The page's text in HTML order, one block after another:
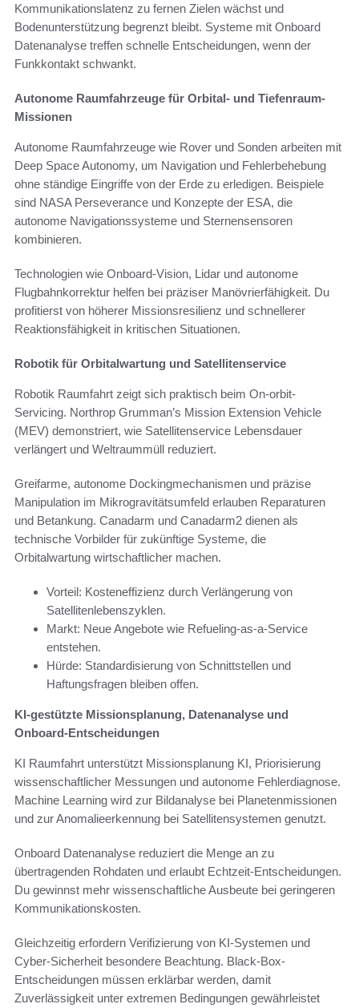
Kommunikationslatenz zu fernen Zielen wächst und
Bodenunterstützung begrenzt bleibt. Systeme mit Onboard
Datenanalyse treffen schnelle Entscheidungen, wenn der
Funkkontakt schwankt.
Autonome Raumfahrzeuge für Orbital- und Tiefenraum-
Missionen
Autonome Raumfahrzeuge wie Rover und Sonden arbeiten mit
Deep Space Autonomy, um Navigation und Fehlerbehebung
ohne ständige Eingriffe von der Erde zu erledigen. Beispiele
sind NASA Perseverance und Konzepte der ESA, die
autonome Navigationssysteme und Sternensensoren
kombinieren.
Technologien wie Onboard-Vision, Lidar und autonome
Flugbahnkorrektur helfen bei präziser Manövrierfähigkeit. Du
profitierst von höherer Missionsresilienz und schnellerer
Reaktionsfähigkeit in kritischen Situationen.
Robotik für Orbitalwartung und Satellitenservice
Robotik Raumfahrt zeigt sich praktisch beim On-orbit-
Servicing. Northrop Grumman’s Mission Extension Vehicle
(MEV) demonstriert, wie Satellitenservice Lebensdauer
verlängert und Weltraummüll reduziert.
Greifarme, autonome Dockingmechanismen und präzise
Manipulation im Mikrogravitätsumfeld erlauben Reparaturen
und Betankung. Canadarm und Canadarm2 dienen als
technische Vorbilder für zukünftige Systeme, die
Orbitalwartung wirtschaftlicher machen.
Vorteil: Kosteneffizienz durch Verlängerung von
Satellitenlebenszyklen.
Markt: Neue Angebote wie Refueling-as-a-Service
entstehen.
Hürde: Standardisierung von Schnittstellen und
Haftungsfragen bleiben offen.
KI-gestützte Missionsplanung, Datenanalyse und
Onboard-Entscheidungen
KI Raumfahrt unterstützt Missionsplanung KI, Priorisierung
wissenschaftlicher Messungen und autonome Fehlerdiagnose.
Machine Learning wird zur Bildanalyse bei Planetenmissionen
und zur Anomalieerkennung bei Satellitensystemen genutzt.
Onboard Datenanalyse reduziert die Menge an zu
übertragenden Rohdaten und erlaubt Echtzeit-Entscheidungen.
Du gewinnst mehr wissenschaftliche Ausbeute bei geringeren
Kommunikationskosten.
Gleichzeitig erfordern Verifizierung von KI-Systemen und
Cyber-Sicherheit besondere Beachtung. Black-Box-
Entscheidungen müssen erklärbar werden, damit
Zuverlässigkeit unter extremen Bedingungen gewährleistet